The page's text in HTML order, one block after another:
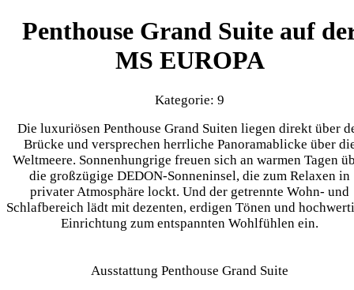
Penthouse Grand Suite auf
MS EUROPA
Kategorie: 9
Die luxuriösen Penthouse Grand Suiten liegen direkt über
Brücke und versprechen herrliche Panoramablicke über
Weltmeere. Sonnenhungrige freuen sich an warmen Tagen
die großzügige DEDON-Sonneninsel, die zum Relaxen in
privater Atmosphäre lockt. Und der getrennte Wohn- und
Schlafbereich lädt mit dezenten, erdigen Tönen und
Einrichtung zum entspannten Wohlfühlen ein.
Ausstattung Penthouse Grand Suite